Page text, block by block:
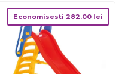
Economisesti 282.00 lei